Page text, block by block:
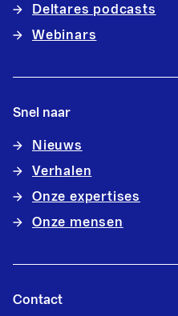
Deltares podcasts
Webinars
Snel naar
Nieuws
Verhalen
Onze expertises
Onze mensen
Contact